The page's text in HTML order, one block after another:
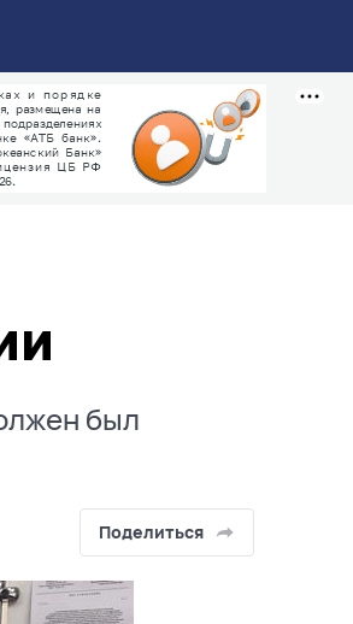
был
Поделиться